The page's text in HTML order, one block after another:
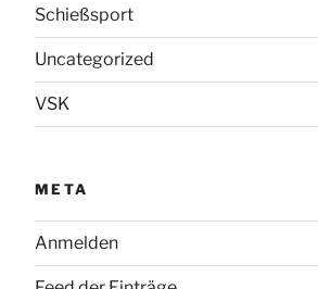
Schießsport
Uncategorized
VSK
META
Anmelden